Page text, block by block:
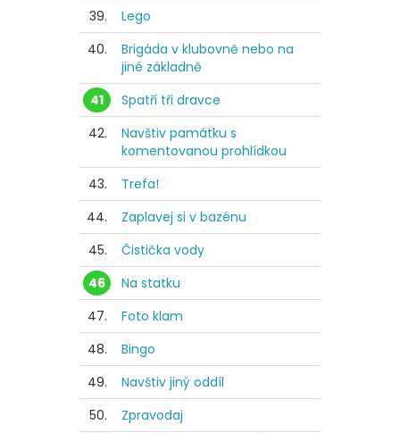
39.
Lego
40.
Brigáda v klubovně nebo na
jiné základně
41
Spatři tři dravce
42.
Navštiv památku s
komentovanou prohlídkou
43.
Trefa!
44.
Zaplavej si v bazénu
45.
Čistička vody
46
Na statku
47.
Foto klam
48.
Bingo
49.
Navštiv jiný oddíl
50.
Zpravodaj